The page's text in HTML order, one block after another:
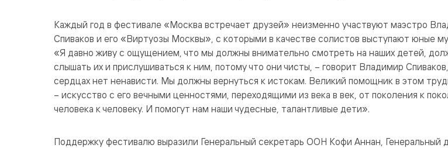
Каждый год в фестивале «Москва встречает друзей» неизменно участвуют маэстро
Спиваков и его «Виртуозы Москвы», с которыми в качестве солистов выступают юные
«Я давно живу с ощущением, что мы должны внимательно смотреть на наших детей,
слышать их и прислушиваться к ним, потому что они чисты, – говорит Владимир
сердцах нет ненависти. Мы должны вернуться к истокам. Великий помощник в этом
– искусство с его вечными ценностями, переходящими из века в век, от поколения к
человека к человеку. И помогут нам наши чудесные, талантливые дети».
Поддержку фестивалю выразили Генеральный секретарь ООН Кофи Аннан, Генеральный